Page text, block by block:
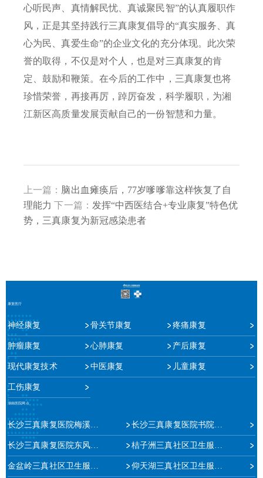
心听民声、真情解民忧、真诚聚民智”的认真履职作
风，正是其坚持践行三真康复倡导的“真实服务、真
心为民、真爱生命”的企业文化的充分体现。此次荣
誉的取得，不仅是对个人，也是对三真康复的肯
定、鼓励和鞭策。在今后的工作中，三真康复也将
珍惜荣誉，再接再厉，踔厉奋发，科学履职，为湘
江新区高质量发展贡献自己的一份智慧和力量。
上一篇： 脑出血瘫痪后，77岁嗲嗲靠这样恢复了自
理能力 下一篇： 发挥“中西医结合+专业康复”特色优
势，三真康复为新冠感染患者
康复医疗
神经康复 骨关节康复 疼痛康复
肿瘤康复 心肺康复 产后康复
现代康复技术 中医康复 儿童康复
工伤康复
湖南医院网点